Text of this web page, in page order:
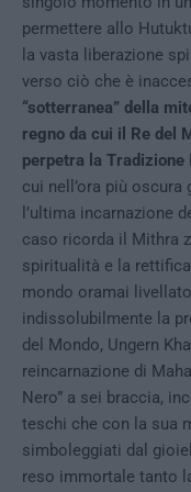
permettere allo
la vasta liberazione
verso ciò che è
“sotterranea” della
regno da cui il Re del
perpetra la Tradizione
cui nell’ora più oscura
l’ultima incarnazione
caso ricorda il Mithra
spiritualità e la
mondo oramai
indissolubilmente la
del Mondo, Ungern
reincarnazione di
Nero” a sei braccia,
teschi che con la sua
simboleggiati dal
reso immortale tanto